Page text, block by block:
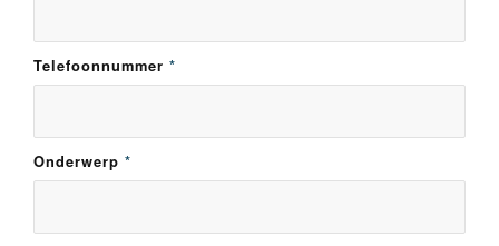
Telefoonnummer *
Onderwerp *